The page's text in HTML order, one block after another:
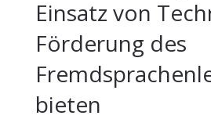
Einsatz von
Förderung des
bieten